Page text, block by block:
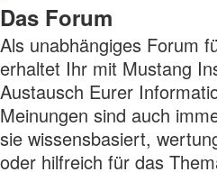
Das Forum
Als unabhängiges Forum
erhaltet Ihr mit Mustang
Austausch Eurer
Meinungen sind auch
sie wissensbasiert,
oder hilfreich für das